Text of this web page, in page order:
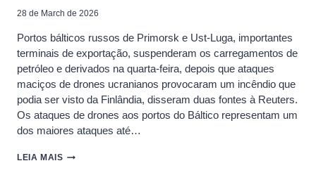
28 de March de 2026
Portos bálticos russos de Primorsk e ‌Ust-Luga, importantes
terminais de exportação, suspenderam os carregamentos de
petróleo e derivados na quarta-feira, depois que ataques
maciços de drones ucranianos provocaram um incêndio que
podia ser visto da Finlândia, disseram duas ⁠fontes à Reuters.
Os ataques de drones aos portos do ‌Báltico representam um
dos maiores ataques até…
LEIA MAIS PORTOS